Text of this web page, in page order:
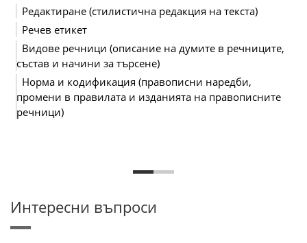
Редактиране (стилистична редакция на текста)
Речев етикет
Видове речници (описание на думите в речниците,
състав и начини за търсене)
Норма и кодификация (правописни наредби,
промени в правилата и изданията на правописните
речници)
Интересни въпроси